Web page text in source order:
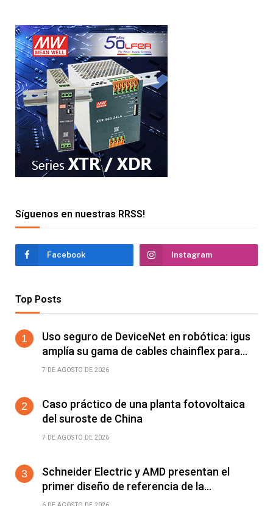
Síguenos en nuestras RRSS!
Facebook Instagram
Top Posts
Uso seguro de DeviceNet en robótica: igus
amplía su gama de cables chainflex para
torsión de ±360°/m
7 DE AGOSTO DE 2026
Caso práctico de una planta fotovoltaica
del suroste de China
7 DE AGOSTO DE 2026
Schneider Electric y AMD presentan el
primer diseño de referencia de la
plataforma Helios para acelerar el